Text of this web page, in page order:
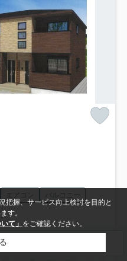
エアコン
バルコニー
大変充実しております。玄関先
把握、サービス向上検討を目的と
す。
て」 をご確認ください。